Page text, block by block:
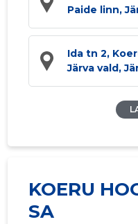
Paide linn,
Ida tn 2,
Järva vald,
KOERU
SA